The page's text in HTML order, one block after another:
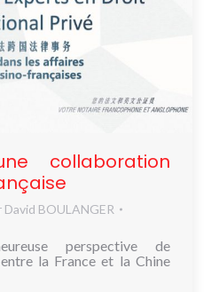
collaboration
David BOULANGER
perspective de
la France et la Chine